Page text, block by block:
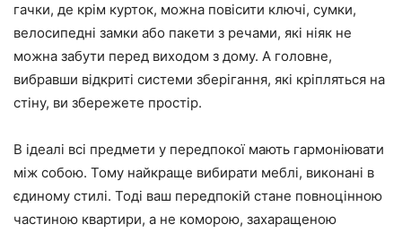
гачки, де крім курток, можна повісити ключі, сумки,
велосипедні замки або пакети з речами, які ніяк не
можна забути перед виходом з дому. А головне,
вибравши відкриті системи зберігання, які кріпляться на
стіну, ви збережете простір.
В ідеалі всі предмети у передпокої мають гармоніювати
між собою. Тому найкраще вибирати меблі, виконані в
єдиному стилі. Тоді ваш передпокій стане повноцінною
частиною квартири, а не коморою, захаращеною